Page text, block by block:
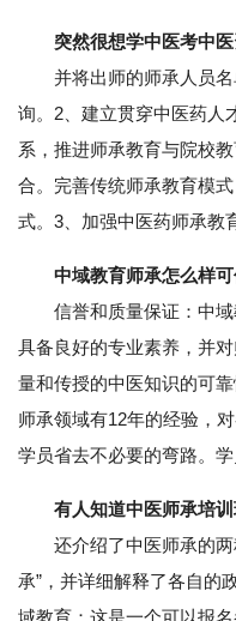
突然很想学中医考中
并将出师的师承人员名
询。2、建立贯穿中医药人
系，推进师承教育与院校
合。完善传统师承教育模
式。3、加强中医药师承教
中域教育师承怎么样
信誉和质量保证：中域
具备良好的专业素养，并
量和传授的中医知识的可
师承领域有12年的经验，
学员省去不必要的弯路。
有人知道中医师承培
还介绍了中医师承的两
承”，并详细解释了各自的
域教育：这是一个可以报